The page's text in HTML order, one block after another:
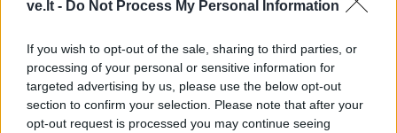
ve.lt - Do Not Process My Personal Information
If you wish to opt-out of the sale, sharing to third parties, or
processing of your personal or sensitive information for
targeted advertising by us, please use the below opt-out
section to confirm your selection. Please note that after your
opt-out request is processed you may continue seeing
Sausra Anglijoje:
britiškų maisto produktų,
kils kainos
Zelenskio vizitas
karo pradžios: Belgrade
laukia keblūs pokalbiai